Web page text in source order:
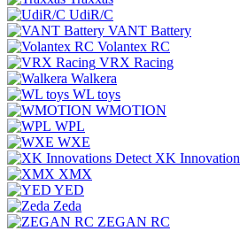
UdiR/C
VANT Battery
Volantex RC
VRX Racing
Walkera
WL toys
WMOTION
WPL
WXE
XK
XMX
YED
Zeda
ZEGAN RC